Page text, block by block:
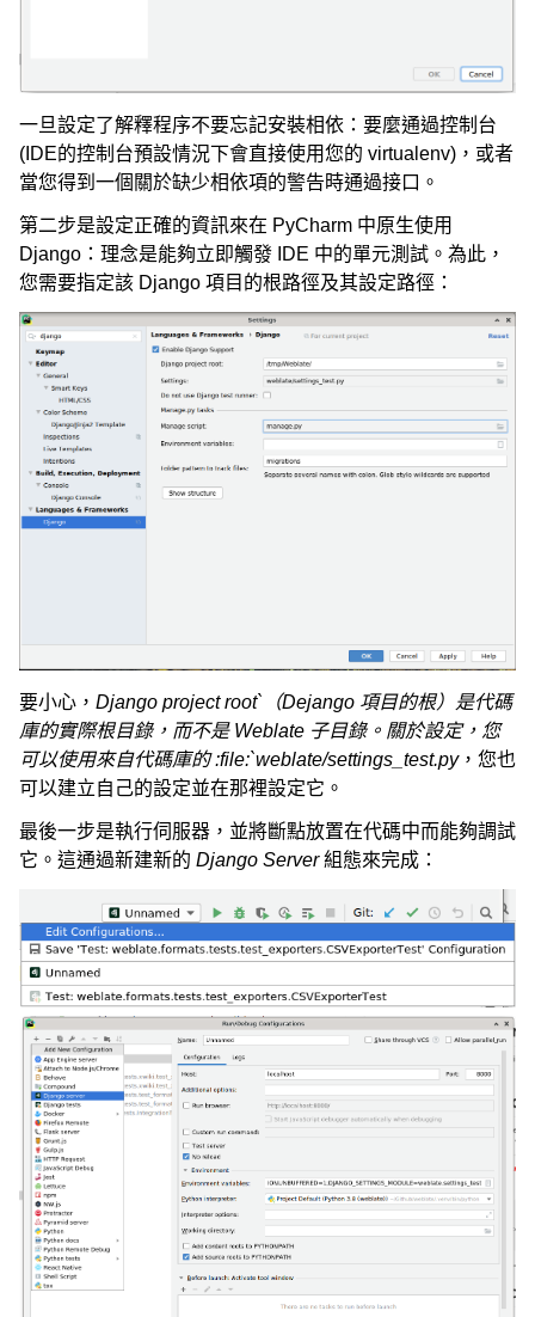
一旦設定了解釋程序不要忘記安裝相依：要麼通過控制台
(IDE的控制台預設情況下會直接使用您的 virtualenv)，或者
當您得到一個關於缺少相依項的警告時通過接口。
第二步是設定正確的資訊來在 PyCharm 中原生使用
Django：理念是能夠立即觸發 IDE 中的單元測試。為此，
您需要指定該 Django 項目的根路徑及其設定路徑：
要小心， Django project root`（Dejango 項目的根）是代碼
庫的實際根目錄，而不是 Weblate 子目錄。關於設定，您
可以使用來自代碼庫的 :file:`weblate/settings_test.py，您也
可以建立自己的設定並在那裡設定它。
最後一步是執行伺服器，並將斷點放置在代碼中而能夠調試
它。這通過新建新的 Django Server組態來完成：